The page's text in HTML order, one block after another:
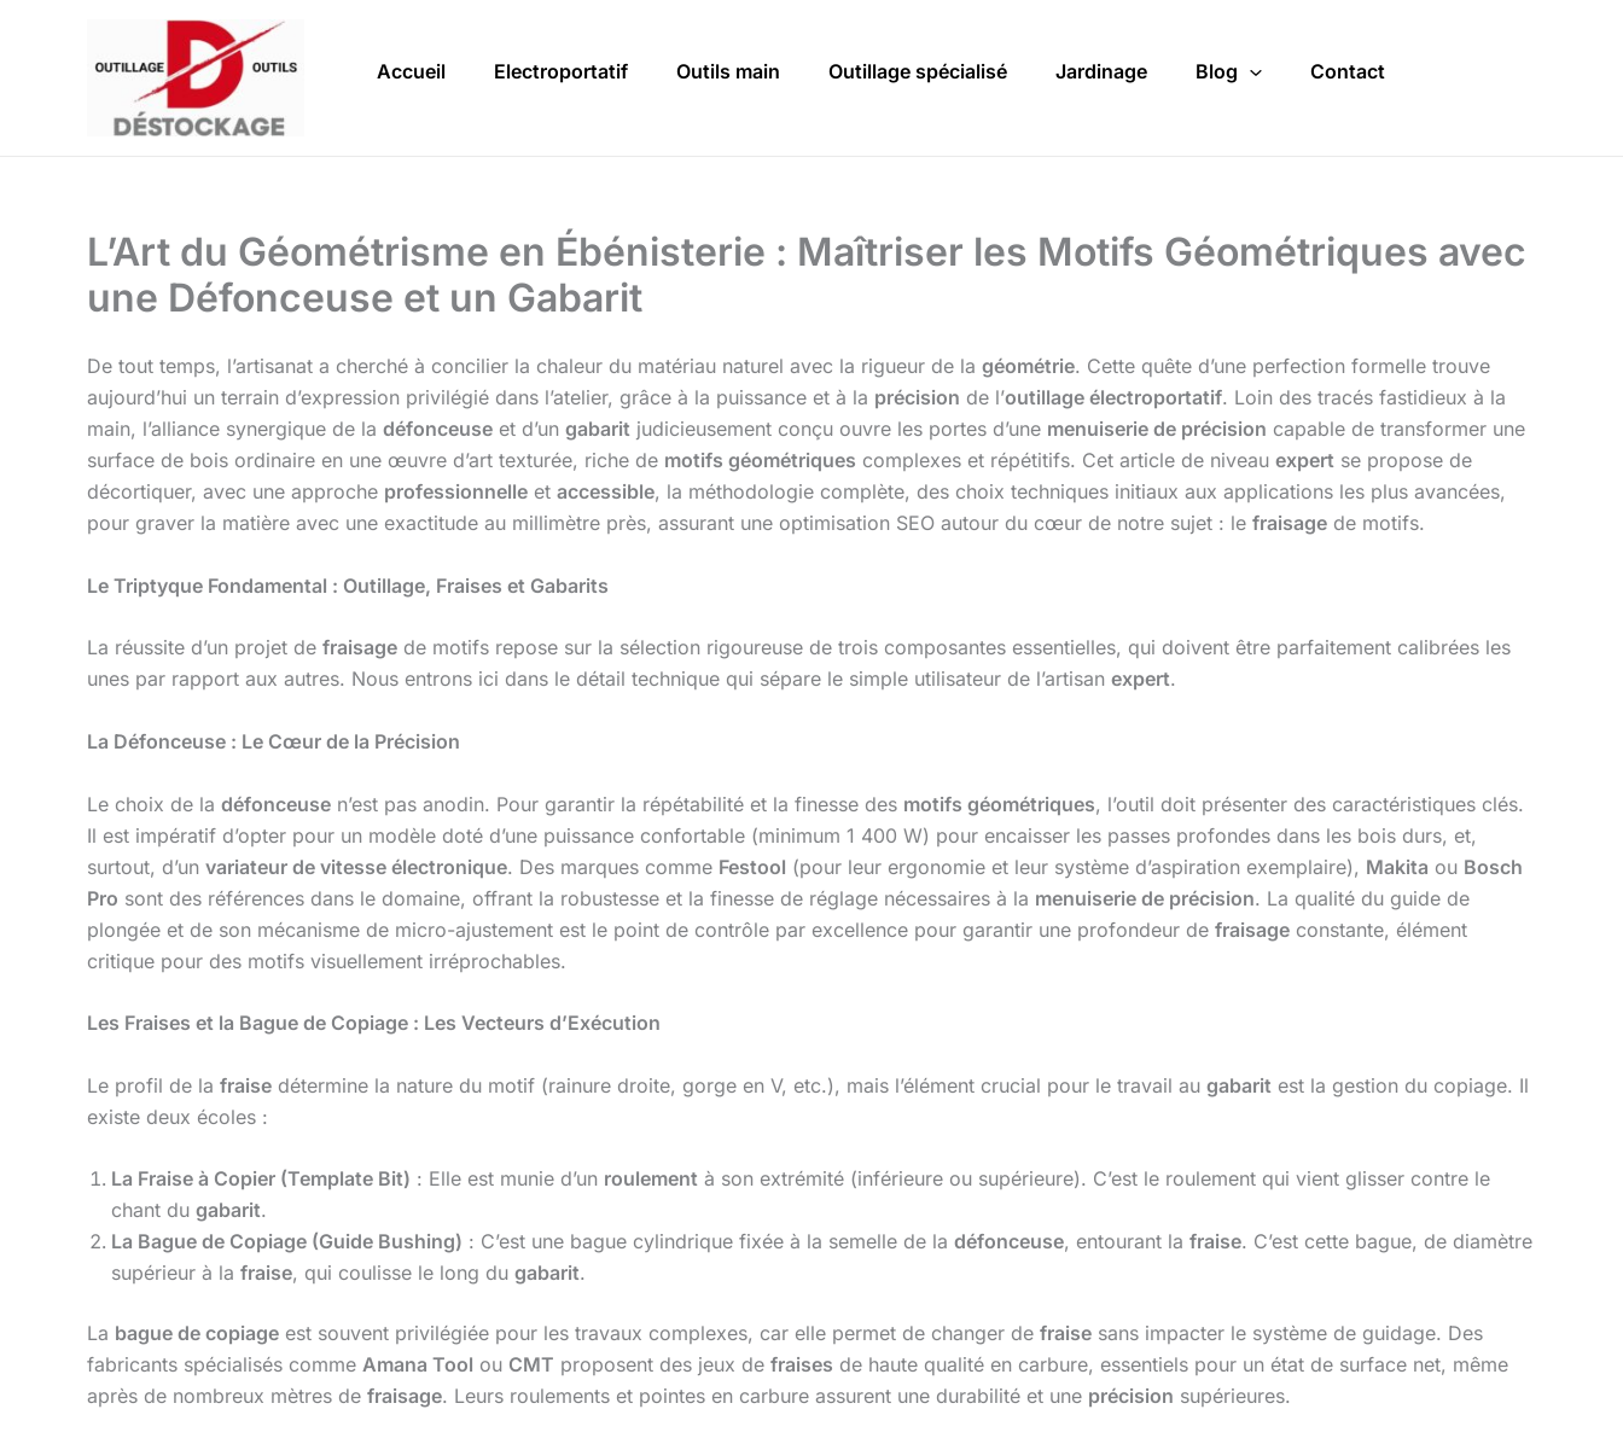
Accueil Electroportatif Outils main Outillage spécialisé Jardinage Blog Contact
L’Art du Géométrisme en Ébénisterie : Maîtriser les Motifs Géométriques avec
une Défonceuse et un Gabarit
De tout temps, l’artisanat a cherché à concilier la chaleur du matériau naturel avec la rigueur de la géométrie. Cette quête d’une perfection formelle trouve
aujourd’hui un terrain d’expression privilégié dans l’atelier, grâce à la puissance et à la précision de l’outillage électroportatif. Loin des tracés fastidieux à la
main, l’alliance synergique de la défonceuse et d’un gabarit judicieusement conçu ouvre les portes d’une menuiserie de précision capable de transformer une
surface de bois ordinaire en une œuvre d’art texturée, riche de motifs géométriques complexes et répétitifs. Cet article de niveau expert se propose de
décortiquer, avec une approche professionnelle et accessible, la méthodologie complète, des choix techniques initiaux aux applications les plus avancées,
pour graver la matière avec une exactitude au millimètre près, assurant une optimisation SEO autour du cœur de notre sujet : le fraisage de motifs.
Le Triptyque Fondamental : Outillage, Fraises et Gabarits
La réussite d’un projet de fraisage de motifs repose sur la sélection rigoureuse de trois composantes essentielles, qui doivent être parfaitement calibrées les
unes par rapport aux autres. Nous entrons ici dans le détail technique qui sépare le simple utilisateur de l’artisan expert.
La Défonceuse : Le Cœur de la Précision
Le choix de la défonceuse n’est pas anodin. Pour garantir la répétabilité et la finesse des motifs géométriques, l’outil doit présenter des caractéristiques clés.
Il est impératif d’opter pour un modèle doté d’une puissance confortable (minimum 1 400 W) pour encaisser les passes profondes dans les bois durs, et,
surtout, d’un variateur de vitesse électronique. Des marques comme Festool (pour leur ergonomie et leur système d’aspiration exemplaire), Makita ou Bosch
Pro sont des références dans le domaine, offrant la robustesse et la finesse de réglage nécessaires à la menuiserie de précision. La qualité du guide de
plongée et de son mécanisme de micro-ajustement est le point de contrôle par excellence pour garantir une profondeur de fraisage constante, élément
critique pour des motifs visuellement irréprochables.
Les Fraises et la Bague de Copiage : Les Vecteurs d’Exécution
Le profil de la fraise détermine la nature du motif (rainure droite, gorge en V, etc.), mais l’élément crucial pour le travail au gabarit est la gestion du copiage. Il
existe deux écoles :
La Fraise à Copier (Template Bit) : Elle est munie d’un roulement à son extrémité (inférieure ou supérieure). C’est le roulement qui vient glisser contre le
chant du gabarit.
La Bague de Copiage (Guide Bushing) : C’est une bague cylindrique fixée à la semelle de la défonceuse, entourant la fraise. C’est cette bague, de diamètre
supérieur à la fraise, qui coulisse le long du gabarit.
La bague de copiage est souvent privilégiée pour les travaux complexes, car elle permet de changer de fraise sans impacter le système de guidage. Des
fabricants spécialisés comme Amana Tool ou CMT proposent des jeux de fraises de haute qualité en carbure, essentiels pour un état de surface net, même
après de nombreux mètres de fraisage. Leurs roulements et pointes en carbure assurent une durabilité et une précision supérieures.